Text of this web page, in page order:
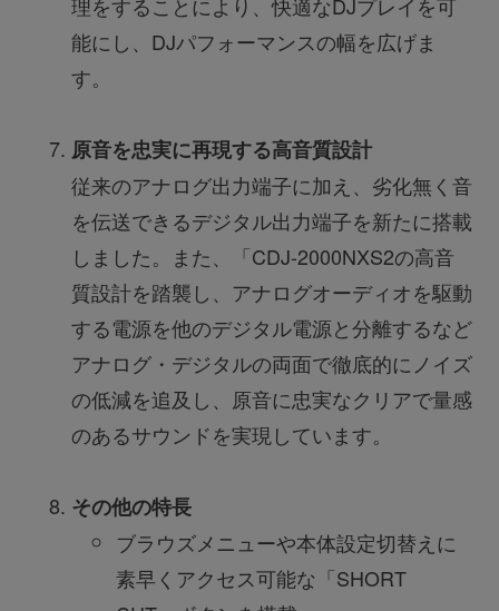
能にし、DJパフォーマンスの幅を広げま
す。
原音を忠実に再現する高音質設計
従来のアナログ出力端子に加え、劣化無く音
を伝送できるデジタル出力端子を新たに搭載
しました。また、「CDJ-2000NXS2の高音
質設計を踏襲し、アナログオーディオを駆動
する電源を他のデジタル電源と分離するなど
アナログ・デジタルの両面で徹底的にノイズ
の低減を追及し、原音に忠実なクリアで量感
のあるサウンドを実現しています。
その他の特長
ブラウズメニューや本体設定切替えに
素早くアクセス可能な「SHORT